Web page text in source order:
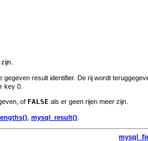
result identifier. De rij wordt
key 0.
of FALSE als er geen rijen meer zijn.
mysql_result()